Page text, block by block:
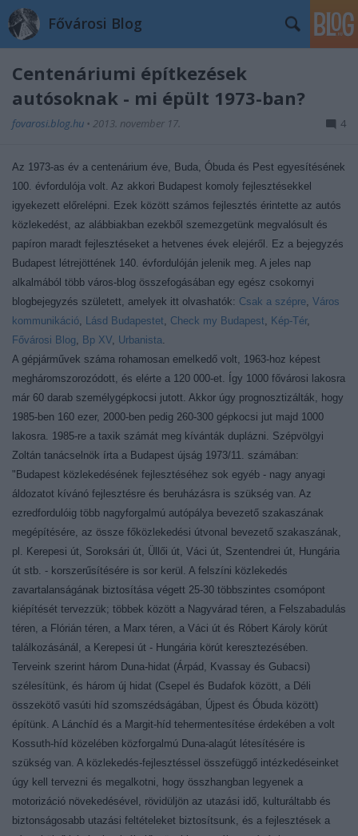
Fővárosi Blog
Centenáriumi építkezések
autósoknak - mi épült 1973-ban?
fovarosi.blog.hu • 2013. november 17. 4
Az 1973-as év a centenárium éve, Buda, Óbuda és Pest egyesítésének
100. évfordulója volt. Az akkori Budapest komoly fejlesztésekkel
igyekezett előrelépni. Ezek között számos fejlesztés érintette az autós
közlekedést, az alábbiakban ezekből szemezgetünk megvalósult és
papíron maradt fejlesztéseket a hetvenes évek elejéről. Ez a bejegyzés
Budapest létrejöttének 140. évfordulóján jelenik meg. A jeles nap
alkalmából több város-blog összefogásában egy egész csokornyi
blogbejegyzés született, amelyek itt olvashatók: Csak a szépre, Város
kommunikáció, Lásd Budapestet, Check my Budapest, Kép-Tér,
Fővárosi Blog, Bp XV, Urbanista.
A gépjárművek száma rohamosan emelkedő volt, 1963-hoz képest
megháromszorozódott, és elérte a 120 000-et. Így 1000 fővárosi lakosra
már 60 darab személygépkocsi jutott. Akkor úgy prognosztizálták, hogy
1985-ben 160 ezer, 2000-ben pedig 260-300 gépkocsi jut majd 1000
lakosra. 1985-re a taxik számát meg kívánták duplázni. Szépvölgyi
Zoltán tanácselnök írta a Budapest újság 1973/11. számában:
"Budapest közlekedésének fejlesztéséhez sok egyéb - nagy anyagi
áldozatot kívánó fejlesztésre és beruházásra is szükség van. Az
ezredfordulóig több nagyforgalmú autópálya bevezető szakaszának
megépítésére, az össze főközlekedési útvonal bevezető szakaszának,
pl. Kerepesi út, Soroksári út, Üllői út, Váci út, Szentendrei út, Hungária
út stb. - korszerűsítésére is sor kerül. A felszíni közlekedés
zavartalanságának biztosítása végett 25-30 többszintes csomópont
kiépítését tervezzük; többek között a Nagyvárad téren, a Felszabadulás
téren, a Flórián téren, a Marx téren, a Váci út és Róbert Károly körút
találkozásánál, a Kerepesi út - Hungária körút keresztezésében.
Terveink szerint három Duna-hidat (Árpád, Kvassay és Gubacsi)
szélesítünk, és három új hidat (Csepel és Budafok között, a Déli
összekötő vasúti híd szomszédságában, Újpest és Óbuda között)
építünk. A Lánchíd és a Margit-híd tehermentesítése érdekében a volt
Kossuth-híd közelében közforgalmú Duna-alagút létesítésére is
szükség van. A közlekedés-fejlesztéssel összefüggő intézkedéseinket
úgy kell tervezni és megalkotni, hogy összhangban legyenek a
motorizáció növekedésével, rövidüljön az utazási idő, kulturáltabb és
biztonságosabb utazási feltételeket biztosítsunk, és a fejlesztések a